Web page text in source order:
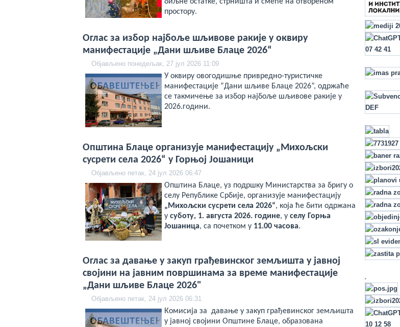
простору.
Oглас за избор најбоље шљивове ракије у оквиру
манифестације „Дани шљиве Блаце 2026“
Објављено понедељак, 27 јул 2026 11:09
У оквиру овогодишње привредно-туристичке
манифестације ”Дани шљиве Блаце 2026”, одржаће
се такмичење за избор најбоље шљивове ракије у
2026.години.
Општина Блаце организује манифестацију „Михољски
сусрети села 2026“ у Горњој Јошаници
Објављено петак, 24 јул 2026 06:47
Општина Блаце, уз подршку Министарства за бригу о
селу Републике Србије, организује манифестацију
„Михољски сусрети села 2026“, која ће бити одржана
у суботу, 1. августа 2026. године, у селу Горња
Јошаница, са почетком у 11.00 часова.
Оглас за давање у закуп грађевинског земљишта у јавној
својини на јавним површинама за време манифестације
„Дани шљиве Блаце 2026"
Објављено петак, 24 јул 2026 06:31
Комисија за давање у закуп грађевинског земљишта
у јавној својини Општине Блаце, образована